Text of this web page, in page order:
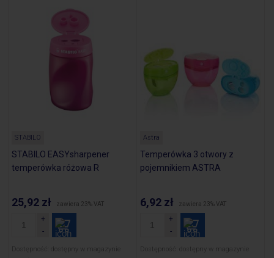
STABILO
STABILO EASYsharpener
temperówka różowa R
25,92 zł zawiera 23% VAT
Dostępność:
dostępny w magazynie
Astra
Temperówka 3 otwory z
pojemnikiem ASTRA
6,92 zł zawiera 23% VAT
Dostępność:
dostępny w magazynie